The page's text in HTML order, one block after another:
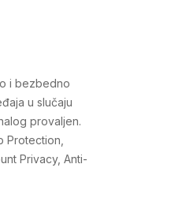
i bezbedno
u slučaju
provaljen.
Protection,
Privacy, Anti-